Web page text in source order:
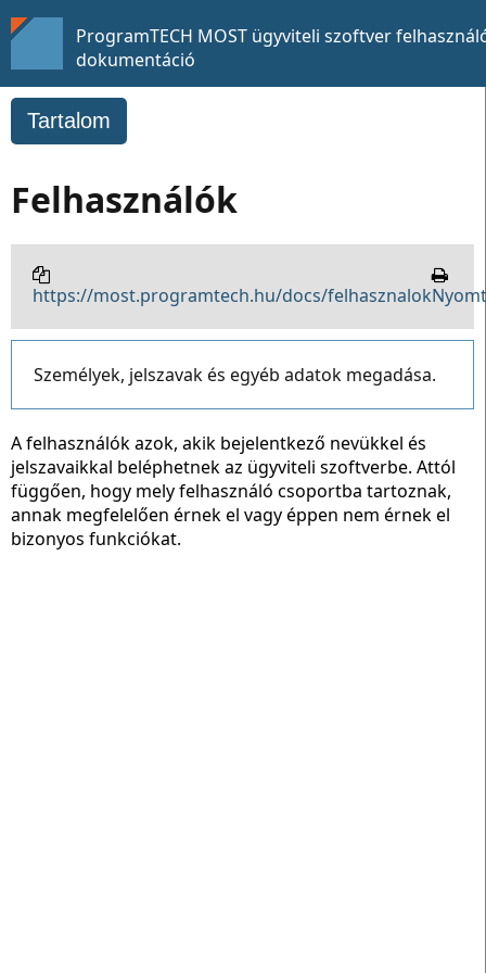
ProgramTECH MOST ügyviteli szoftver
dokumentáció
Tartalom
Felhasználók
https://most.programtech.hu/docs/felhasznalok
Személyek, jelszavak és egyéb adatok megadása.
A felhasználók azok, akik bejelentkező nevükkel és
jelszavaikkal beléphetnek az ügyviteli szoftverbe. Attól
függően, hogy mely felhasználó csoportba tartoznak,
annak megfelelően érnek el vagy éppen nem érnek el
bizonyos funkciókat.